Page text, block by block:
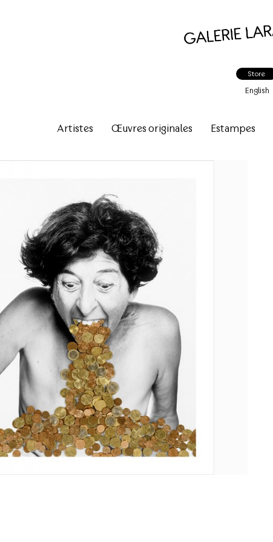
Store
English
Artistes Œuvres originales Estampes